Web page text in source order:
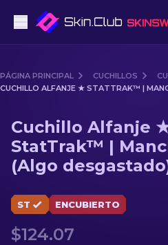
Gama media
Fusiles
Fusiles de
Cuchillos
Guantes
PÁGINA PRINCIPAL CUCHILLOS
CUCHILLO ALFANJE ★ STATTRAK™ |
Media of Cuchillo Alfanje ★
Cuchillo Alfanje
StatTrak™ |
(Algo
ST ENCUBIERTO
$124.07